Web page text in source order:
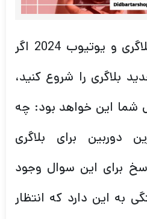
بهترین دوربین های بلاگری و یوتیوب 2024 اگر
بلاگری را شروع کنید،
شما این خواهد بود: چه
دوربین برای بلاگری
برای این سوال وجود
به این دارد که انتظار